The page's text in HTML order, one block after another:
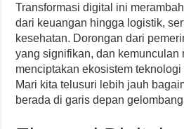
Transformasi digital ini
dari keuangan hingga logistik,
kesehatan. Dorongan dari
yang signifikan, dan kemunculan
menciptakan ekosistem
Mari kita telusuri lebih jauh
berada di garis depan